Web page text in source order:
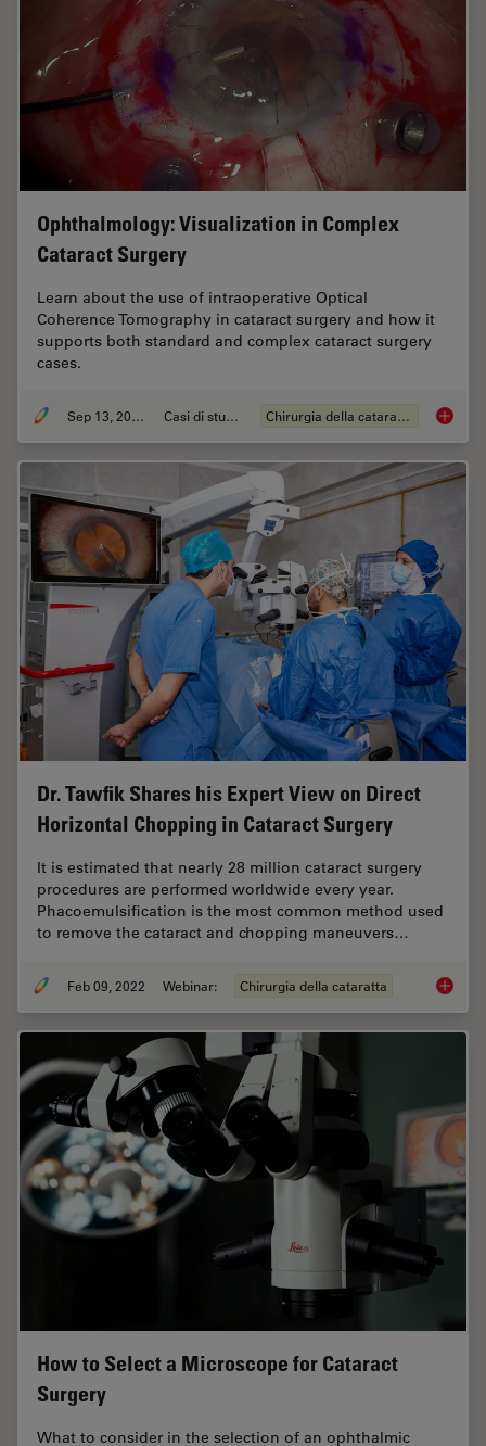
Ophthalmology: Visualization in Complex
Cataract Surgery
Learn about the use of intraoperative Optical
Coherence Tomography in cataract surgery and how it
supports both standard and complex cataract surgery
cases.
Sep 13, 2023 Casi di studio Chirurgia della cataratta
Dr. Tawfik Shares his Expert View on Direct
Horizontal Chopping in Cataract Surgery
It is estimated that nearly 28 million cataract surgery
procedures are performed worldwide every year.
Phacoemulsification is the most common method used
to remove the cataract and chopping maneuvers…
Feb 09, 2022 Webinar: Chirurgia della cataratta Dr.
How to Select a Microscope for Cataract
Surgery
What to consider in the selection of an ophthalmic